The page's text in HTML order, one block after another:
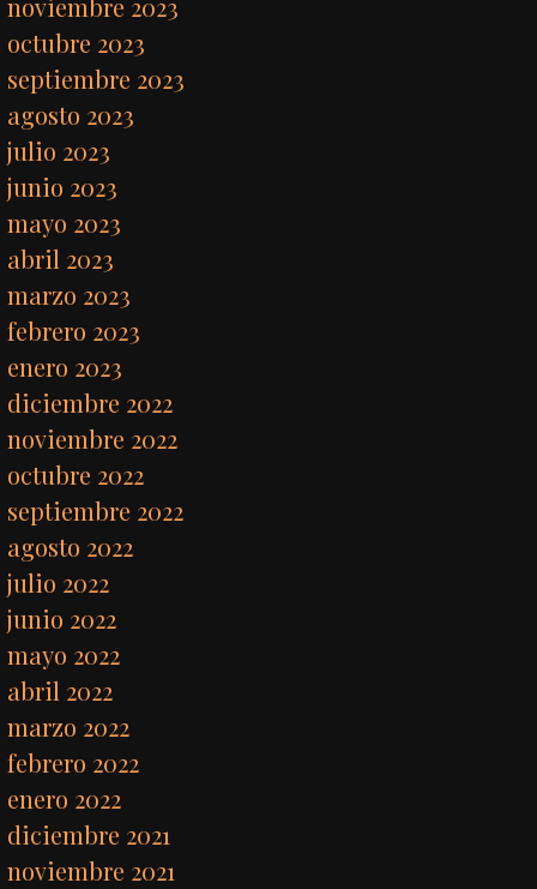
noviembre 2023
octubre 2023
septiembre 2023
agosto 2023
julio 2023
junio 2023
mayo 2023
abril 2023
marzo 2023
febrero 2023
enero 2023
diciembre 2022
noviembre 2022
octubre 2022
septiembre 2022
agosto 2022
julio 2022
junio 2022
mayo 2022
abril 2022
marzo 2022
febrero 2022
enero 2022
diciembre 2021
noviembre 2021